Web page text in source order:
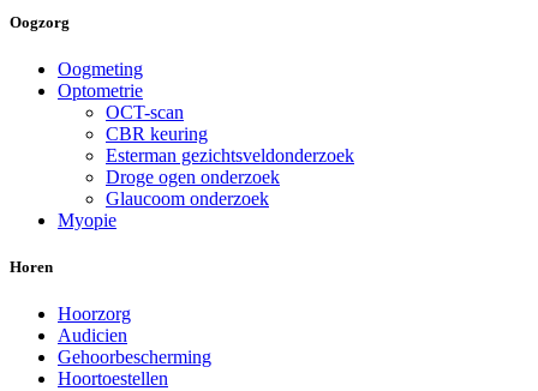
Oogzorg
Oogmeting
Optometrie
OCT-scan
CBR keuring
Esterman gezichtsveldonderzoek
Droge ogen onderzoek
Glaucoom onderzoek
Myopie
Horen
Hoorzorg
Audicien
Gehoorbescherming
Hoortoestellen